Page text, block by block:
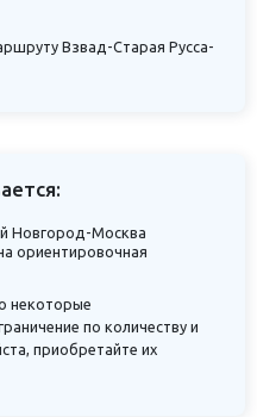
Взвад-Старая Русса-
Новгород-Москва
ориентировочная
некоторые
по количеству и
приобретайте их